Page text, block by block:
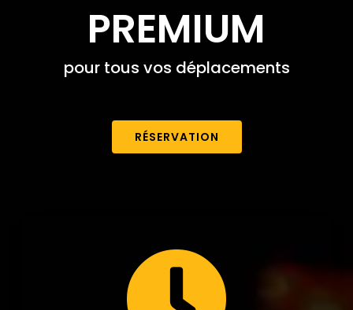
PREMIUM
pour tous vos déplacements
RÉSERVATION